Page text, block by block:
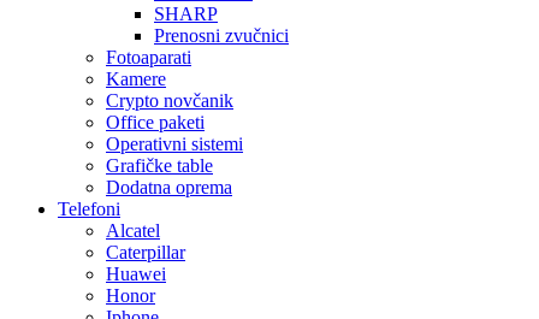
SHARP
Prenosni zvučnici
Fotoaparati
Kamere
Crypto novčanik
Office paketi
Operativni sistemi
Grafičke table
Dodatna oprema
Telefoni
Alcatel
Caterpillar
Huawei
Honor